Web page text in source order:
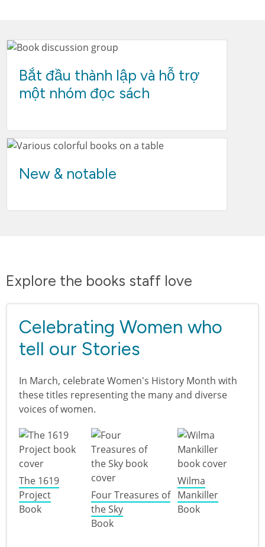
Bắt đầu thành lập và hỗ trợ
một nhóm đọc sách
New & notable
Explore the books staff love
Celebrating Women who
tell our Stories
In March, celebrate Women's History Month with
these titles representing the many and diverse
voices of women.
The 1619
Project
Book
Four Treasures of
the Sky
Book
Wilma
Mankiller
Book